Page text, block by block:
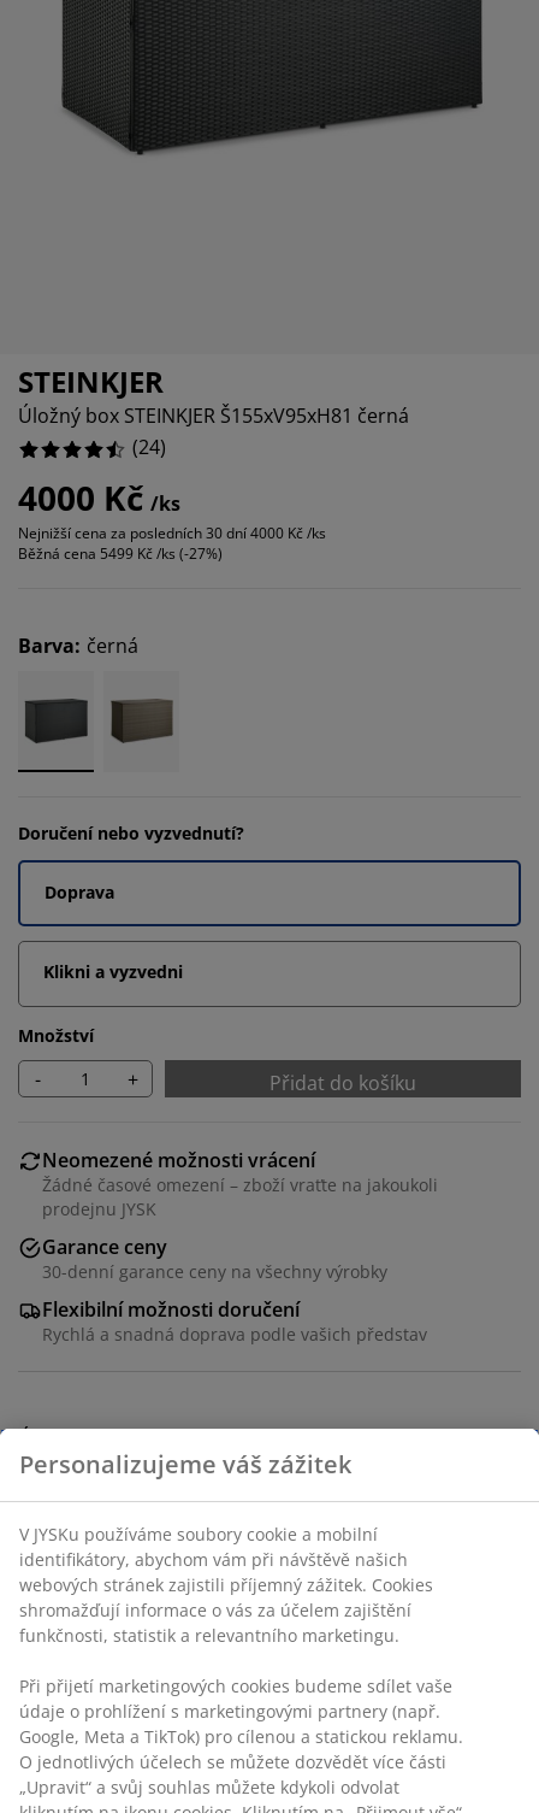
skříně
do ložnice
rámy
rámy s úložným prostorem
o nábytek/doplňky
osvětlení
pokoj
STEINKJER
Úložný box STEINKJER Š155xV95xH81 černá
(24)
4000 Kč /ks
Nejnižší cena za posledních 30 dní4000 Kč /ks
Běžná cena 5499 Kč /ks (-27%)
Barva: černá
Doručení nebo vyzvednutí?
Doprava
Klikni a vyzvedni
Množství
- + Přidat do košíku
Neomezené možnosti vrácení
Žádné časové omezení – zboží vraťte na jakoukoli
prodejnu JYSK
Garance ceny
30-denní garance ceny na všechny výrobky
Flexibilní možnosti doručení
Rychlá a snadná doprava podle vašich představ
praktickým hydraulickým víkem. Včetně voděodolné
Skladová položka: 3725026
Návod k sestavení
Specifikace
12.5%
4.166666666666666%
0%